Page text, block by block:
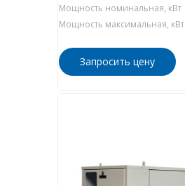
Мощность номинальная, кВт
Мощность максимальная, кВт
Запросить цену